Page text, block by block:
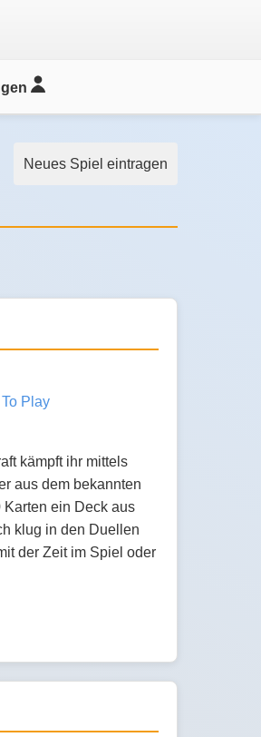
Neues Spiel eintragen
Play
kämpft ihr mittels
aus dem bekannten
Karten ein Deck aus
klug in den Duellen
der Zeit im Spiel oder